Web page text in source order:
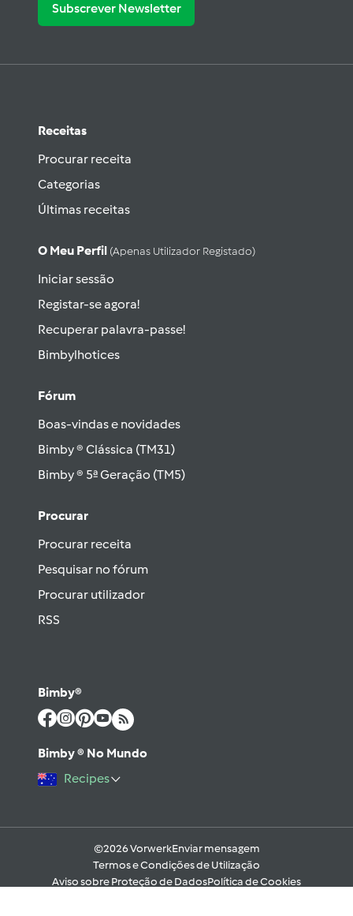
Subscrever Newsletter
Receitas
Procurar receita
Categorias
Últimas receitas
O Meu Perfil (apenas Utilizador Registado)
Iniciar sessão
Registar-se agora!
Recuperar palavra-passe!
Bimbylhotices
Fórum
Boas-vindas e novidades
Bimby ® Clássica (TM31)
Bimby ® 5ª Geração (TM5)
Procurar
Procurar receita
Pesquisar no fórum
Procurar utilizador
RSS
Bimby®
Bimby ® No Mundo
Recipes
©2026 VorwerkEnviar mensagem
Termos e Condições de Utilização
Aviso sobre Proteção de DadosPolítica de Cookies